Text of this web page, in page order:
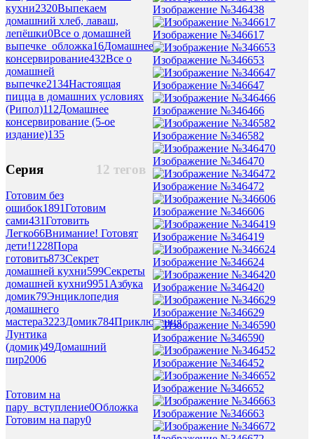
кухни2320Выпекаем
домашний хлеб, лаваш,
лепёшки0Все о домашней
выпечке_обложка16Домашнее
консервирование432Все о
домашней
выпечке2134Настоящая
пицца в домашних условиях
(Рипол)112Домашнее
консервирование (5-ое
издание)135
12 тегов
Серия
Готовим без
ошибок1891Готовим
сами431Готовить
Легко66Внимание! Готовят
дети!1228Пора
готовить873Секрет
домашней кухни599Секреты
домашней кухни9951 Азбука
домик79Энциклопедия
домашнего
мастера3223Домик784Приключения
Лунтика
(домик)49Домашний
пир2006
Готовим на
пару_вступление0Обложка
Готовим на пару0
Изображение №346438
Изображение №346617
Изображение №346653
Изображение №346647
Изображение №346466
Изображение №346582
Изображение №346470
Изображение №346472
Изображение №346606
Изображение №346419
Изображение №346624
Изображение №346420
Изображение №346629
Изображение №346590
Изображение №346452
Изображение №346652
Изображение №346663